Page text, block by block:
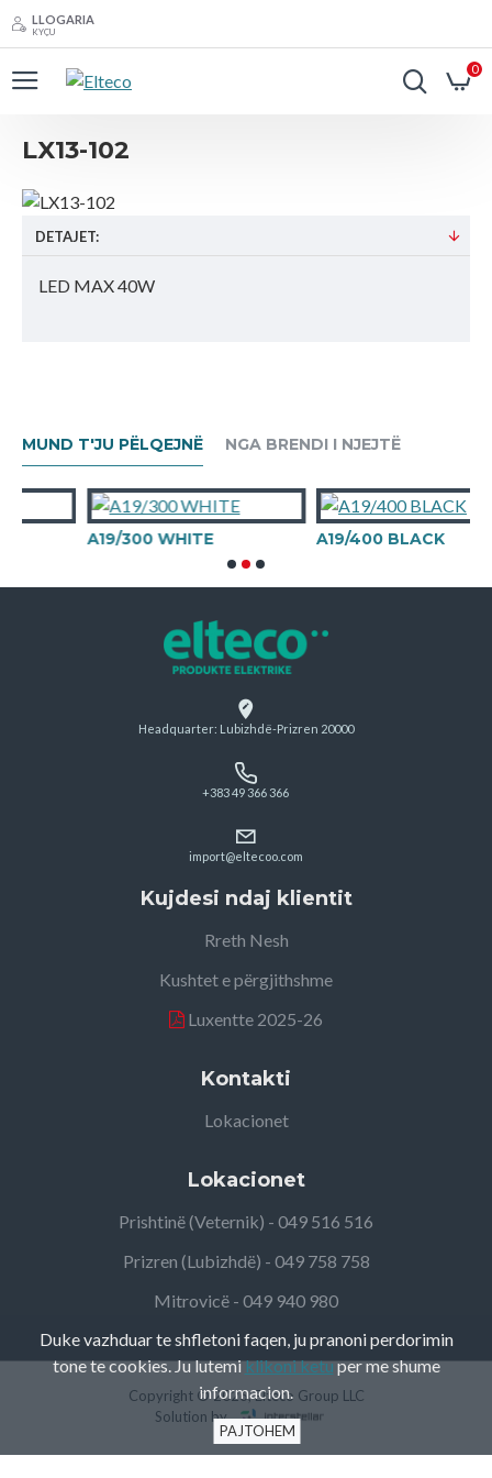
LLOGARIA
KYÇU
0
LX13-102
DETAJET:
LED MAX 40W
MUND T'JU PËLQEJNË NGA BRENDI I NJEJTË
A19/300 WHITE A19/400 BLACK
Headquarter: Lubizhdë-Prizren 20000
+383 49 366 366
import@eltecoo.com
Kujdesi ndaj klientit
Rreth Nesh
Kushtet e përgjithshme
Luxentte 2025-26
Kontakti
Lokacionet
Lokacionet
Prishtinë (Veternik) - 049 516 516
Prizren (Lubizhdë) - 049 758 758
Mitrovicë - 049 940 980
Copyright ©2026, Elteco Group LLC
Solution by
PAJTOHEM
Duke vazhduar te shfletoni faqen, ju pranoni perdorimin
tone te cookies. Ju lutemiklikoni ketuper me shume
informacion.